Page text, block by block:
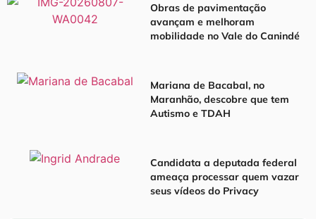
Obras de pavimentação
avançam e melhoram
mobilidade no Vale do Canindé
Mariana de Bacabal, no
Maranhão, descobre que tem
Autismo e TDAH
Candidata a deputada federal
ameaça processar quem vazar
seus vídeos do Privacy